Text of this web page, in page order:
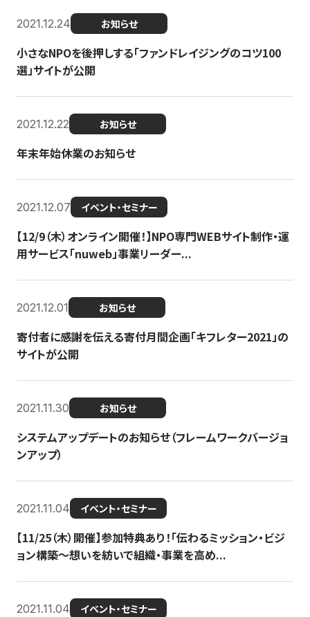
2021.12.24 お知らせ
小さなNPOを後押しする「ファンドレイジングのコツ100
選」サイトが公開
2021.12.22 お知らせ
年末年始休業のお知らせ
2021.12.07 イベント・セミナー
【12/9（木）オンライン開催！】NPO専門WEBサイト制作・運
用サービス「nuweb」事業リーダー...
2021.12.01 お知らせ
寄付者に感謝を伝える寄付月間企画「キフレター2021」の
サイトが公開
2021.11.30 お知らせ
システムアップデートのお知らせ（フレームワークバージョ
ンアップ）
2021.11.04 イベント・セミナー
【11/25（木）開催】参加特典あり！「伝わるミッション・ビジ
ョン構築〜想いを紡いで組織・事業を高め...
2021.11.04 イベント・セミナー